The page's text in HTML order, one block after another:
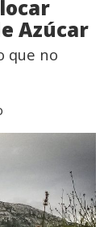
Azúcar
que no